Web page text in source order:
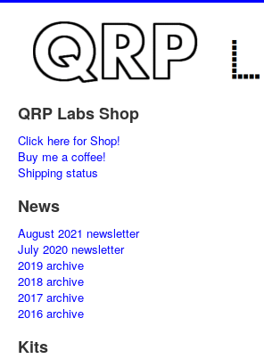
QRP Labs Shop
Click here for Shop!
Buy me a coffee!
Shipping status
News
August 2021 newsletter
July 2020 newsletter
2019 archive
2018 archive
2017 archive
2016 archive
Kits